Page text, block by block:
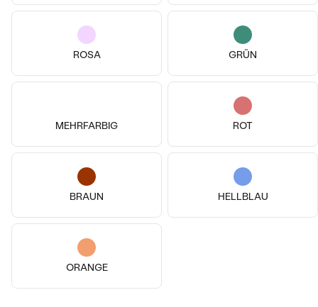
ROSA GRÜN
MEHRFARBIG ROT
BRAUN HELLBLAU
ORANGE
Joanna € 139
14 Karat Gelbgold, Diamant